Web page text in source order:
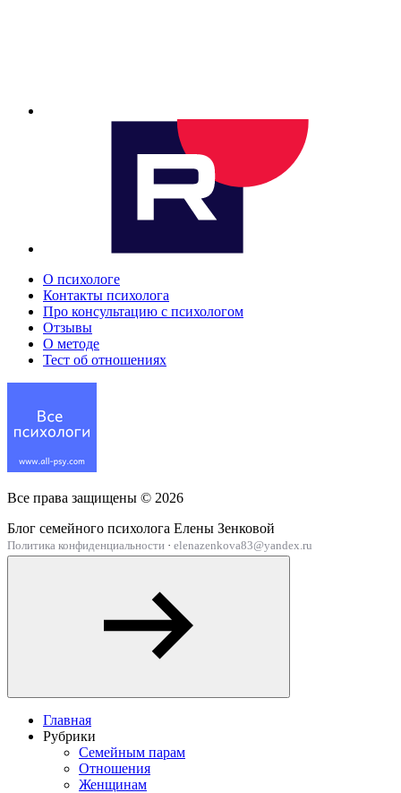
О психологе
Контакты психолога
Про консультацию с психологом
Отзывы
О методе
Тест об отношениях
Все права защищены © 2026
Блог семейного психолога Елены Зенковой
Политика конфиденциальности · elenazenkova83@yandex.ru
Главная
Рубрики
Семейным парам
Отношения
Женщинам